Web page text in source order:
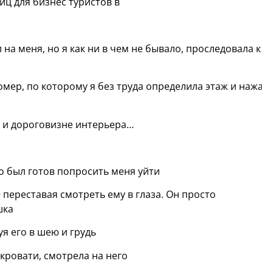
меня, но я как ни в чем не бывало, проследовала к
по которому я без труда определила этаж и
дороговизне интерьера…
был готов попросить меня уйти
смотреть ему в глаза. Он просто
его в шею и грудь
смотрела на него